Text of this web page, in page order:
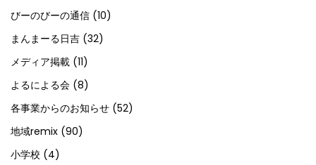
びーのびーの通信 (10)
まんまーる日吉 (32)
メディア掲載 (11)
よるによる会 (8)
各事業からのお知らせ (52)
地域remix (90)
小学校 (4)